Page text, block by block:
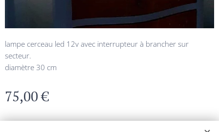
lampe cerceau led 12v avec interrupteur à brancher sur
secteur.
diamètre 30 cm
75,00€